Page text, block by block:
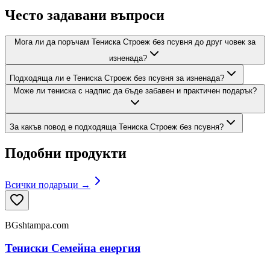
Често задавани въпроси
Мога ли да поръчам Тениска Строеж без псувня до друг човек за
изненада?
Подходяща ли е Тениска Строеж без псувня за изненада?
Може ли тениска с надпис да бъде забавен и практичен подарък?
За какъв повод е подходяща Тениска Строеж без псувня?
Подобни продукти
Всички подаръци →
BGshtampa.com
Тениски Семейна енергия